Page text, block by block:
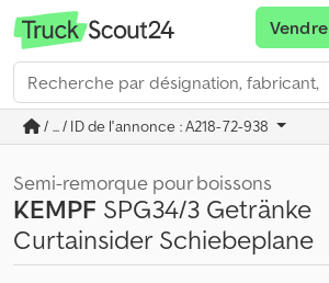
Vendre
/ ... / ID de l'annonce : A218-72-938
Semi-remorque pour boissons
KEMPF SPG34/3 Getränke
Curtainsider Schiebeplane